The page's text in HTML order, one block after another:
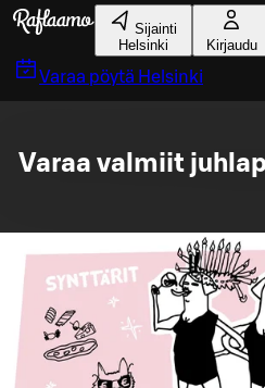
Siirry pääsisältöön
Sijainti
Helsinki
Kirjaudu
Varaa pöytä Helsinki
Varaa valmiit